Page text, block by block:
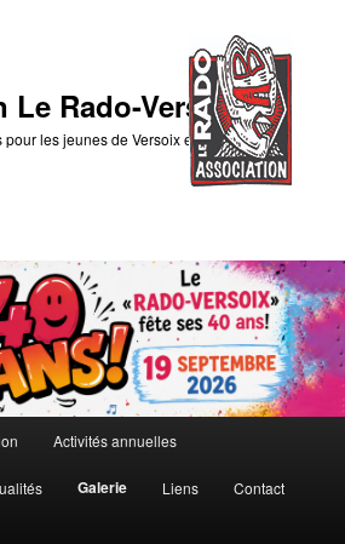
Le Rado-Versoix
les jeunes de Versoix et des environs
Activités annuelles
Galerie Liens Contact